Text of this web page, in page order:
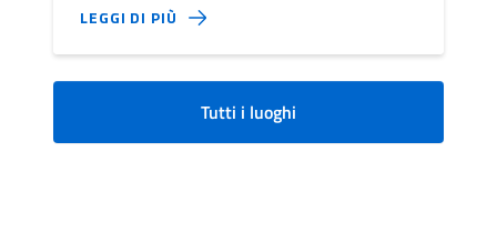
LEGGI DI PIÙ
Tutti i luoghi